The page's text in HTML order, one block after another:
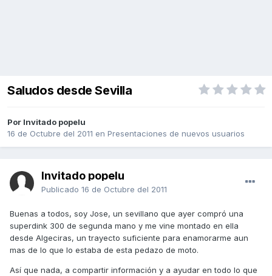
Saludos desde Sevilla
Por Invitado popelu
16 de Octubre del 2011 en Presentaciones de nuevos usuarios
Invitado popelu
Publicado 16 de Octubre del 2011
Buenas a todos, soy Jose, un sevillano que ayer compró una
superdink 300 de segunda mano y me vine montado en ella
desde Algeciras, un trayecto suficiente para enamorarme aun
mas de lo que lo estaba de esta pedazo de moto.
Así que nada, a compartir información y a ayudar en todo lo que